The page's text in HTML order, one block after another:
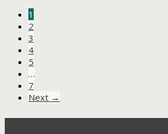
1
2
3
4
5
…
7
Next →